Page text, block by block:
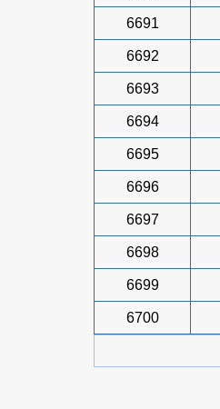
6691
6692
6693
6694
6695
6696
6697
6698
6699
6700